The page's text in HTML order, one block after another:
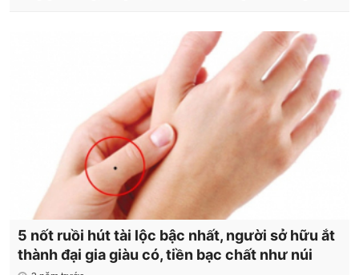
5 nốt ruồi hút tài lộc bậc nhất, người sở hữu ắt
thành đại gia giàu có, tiền bạc chất như núi